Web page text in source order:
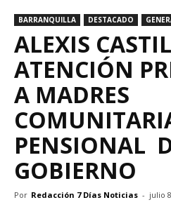
BARRANQUILLA DESTACADO
ALEXIS
ATENCIÓN
A MADRES
PENSIONAL
GOBIERNO
Por Redacción 7 Días Noticias - julio